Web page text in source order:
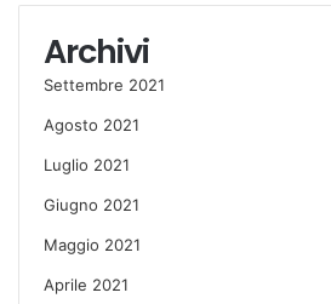
Archivi
Settembre 2021
Agosto 2021
Luglio 2021
Giugno 2021
Maggio 2021
Aprile 2021